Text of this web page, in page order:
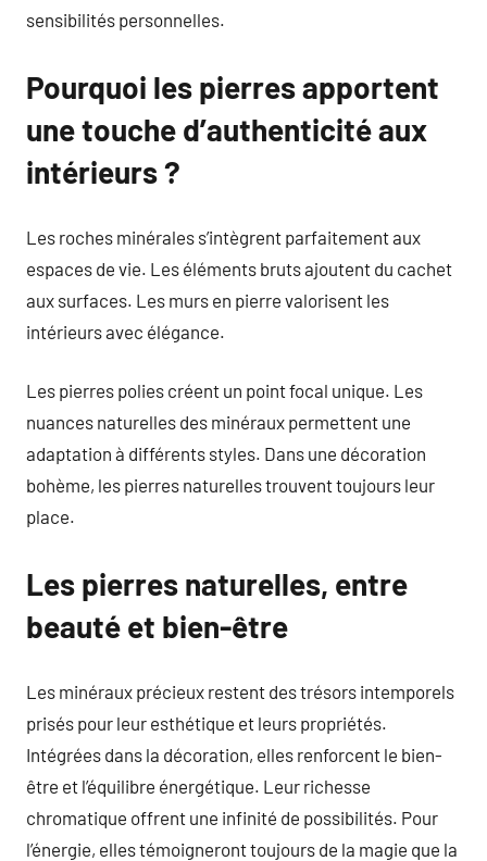
sensibilités personnelles.
Pourquoi les pierres apportent
une touche d’authenticité aux
intérieurs ?
Les roches minérales s’intègrent parfaitement aux
espaces de vie. Les éléments bruts ajoutent du cachet
aux surfaces. Les murs en pierre valorisent les
intérieurs avec élégance.
Les pierres polies créent un point focal unique. Les
nuances naturelles des minéraux permettent une
adaptation à différents styles. Dans une décoration
bohème, les pierres naturelles trouvent toujours leur
place.
Les pierres naturelles, entre
beauté et bien-être
Les minéraux précieux restent des trésors intemporels
prisés pour leur esthétique et leurs propriétés.
Intégrées dans la décoration, elles renforcent le bien-
être et l’équilibre énergétique. Leur richesse
chromatique offrent une infinité de possibilités. Pour
l’énergie, elles témoigneront toujours de la magie que la